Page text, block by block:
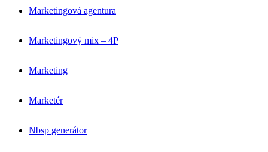
Marketingová agentura
Marketingový mix – 4P
Marketing
Marketér
Nbsp generátor